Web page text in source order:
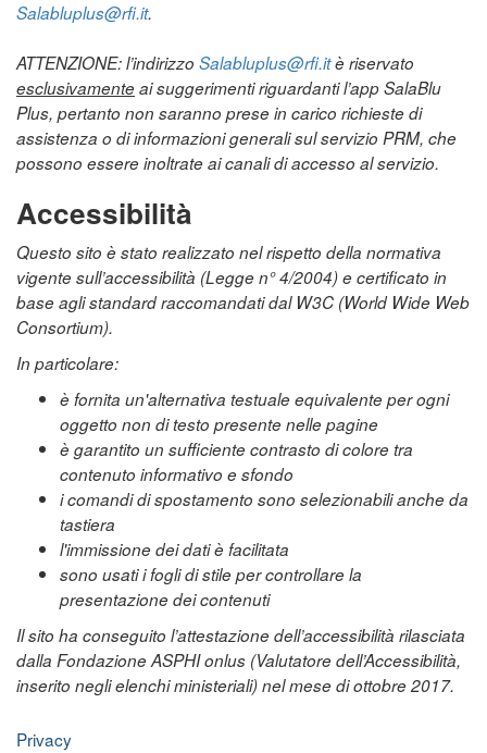
Salabluplus@rfi.it.
ATTENZIONE: l’indirizzo Salabluplus@rfi.itè riservato
esclusivamenteai suggerimenti riguardanti l’app SalaBlu
Plus, pertanto non saranno prese in carico richieste di
assistenza o di informazioni generali sul servizio PRM, che
possono essere inoltrate ai canali di accesso al servizio.
Accessibilità
Questo sito è stato realizzato nel rispetto della normativa
vigente sull’accessibilità (Legge n° 4/2004) e certificato in
base agli standard raccomandati dal W3C (World Wide Web
Consortium).
In particolare:
è fornita un'alternativa testuale equivalente per ogni
oggetto non di testo presente nelle pagine
è garantito un sufficiente contrasto di colore tra
contenuto informativo e sfondo
i comandi di spostamento sono selezionabili anche da
tastiera
l'immissione dei dati è facilitata
sono usati i fogli di stile per controllare la
presentazione dei contenuti
Il sito ha conseguito l’attestazione dell’accessibilità rilasciata
dalla Fondazione ASPHI onlus (Valutatore dell’Accessibilità,
inserito negli elenchi ministeriali) nel mese di ottobre 2017.
Privacy